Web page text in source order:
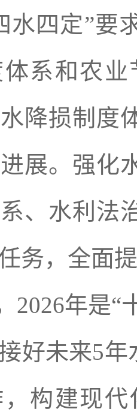
水四定”要
系和农
降损制度
展。强化
、水利法
务，全面
2026年是“
好未来5
构建现